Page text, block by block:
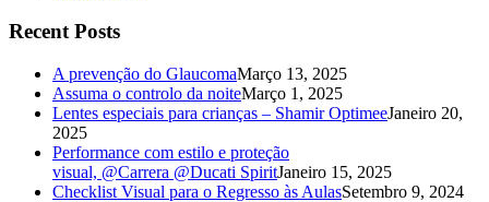
Recent Posts
A prevenção do GlaucomaMarço 13, 2025
Assuma o controlo da noiteMarço 1, 2025
Lentes especiais para crianças – Shamir OptimeeJaneiro 20,
2025
Performance com estilo e proteção
visual, @Carrera @Ducati SpiritJaneiro 15, 2025
Checklist Visual para o Regresso às AulasSetembro 9, 2024